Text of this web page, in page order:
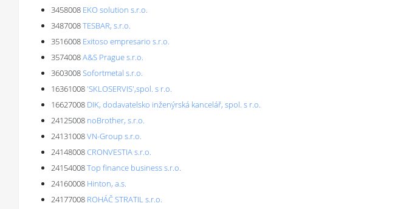
3458008 EKO solution s.r.o.
3487008TESBAR, s.r.o.
3516008 Exitoso empresario s.r.o.
3574008A&S Prague s.r.o.
3603008Sofortmetal s.r.o.
16361008'SKLOSERVIS',spol. s r.o.
16627008 DIK, dodavatelsko inženýrská kancelář, spol. s r.o.
24125008 noBrother, s.r.o.
24131008VN-Group s.r.o.
24148008CRONVESTIA s.r.o.
24154008Top finance business s.r.o.
24160008 Hinton, a.s.
24177008 ROHÁČ STRATIL s.r.o.